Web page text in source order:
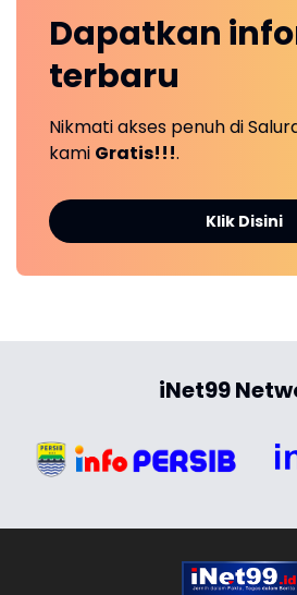
Dapatkan
terbaru
Nikmati akses penuh di
kami Gratis!!!.
Klik Disini
iNet99